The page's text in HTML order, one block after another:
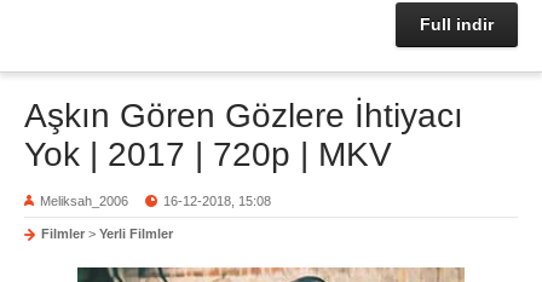
Full indir
Aşkın Gören Gözlere İhtiyacı
Yok | 2017 | 720p | MKV
Meliksah_2006 16-12-2018, 15:08
Filmler > Yerli Filmler